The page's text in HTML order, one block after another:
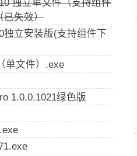
独立单文件（支持组件
已失效）
独立安装版(支持组件下
单文件）.exe
1.0.0.1021绿色版